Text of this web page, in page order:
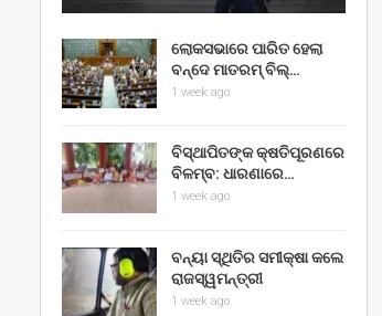
ଲୋକସଭାରେ ପାରିତ ହେଲା
ବନ୍ଦେ ମାତରମ୍‌ ବିଲ୍‌…
1 week ago
ବିସ୍ଥାପିତଙ୍କ କ୍ଷତିପୂରଣରେ
ବିଳମ୍ବ: ଧାରଣାରେ…
1 week ago
ବନ୍ୟା ସ୍ଥିତିର ସମୀକ୍ଷା କଲେ
ରାଜସ୍ୱମନ୍ତ୍ରୀ
1 week ago